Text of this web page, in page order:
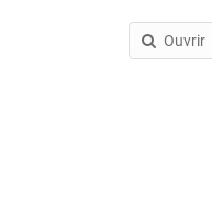
Ouvrir